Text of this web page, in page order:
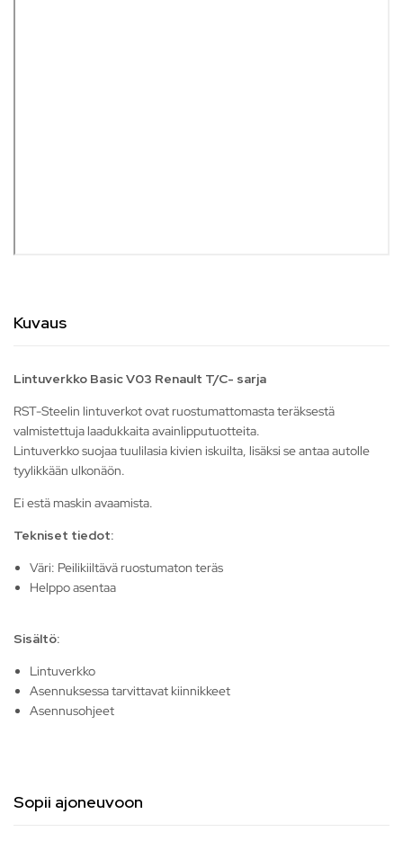
Kuvaus
Lintuverkko Basic V03 Renault T/C- sarja
RST-Steelin lintuverkot ovat ruostumattomasta teräksestä
valmistettuja laadukkaita avainlipputuotteita.
Lintuverkko suojaa tuulilasia kivien iskuilta, lisäksi se antaa autolle
tyylikkään ulkonäön.
Ei estä maskin avaamista.
Tekniset tiedot:
Väri: Peilikiiltävä ruostumaton teräs
Helppo asentaa
Sisältö:
Lintuverkko
Asennuksessa tarvittavat kiinnikkeet
Asennusohjeet
Sopii ajoneuvoon